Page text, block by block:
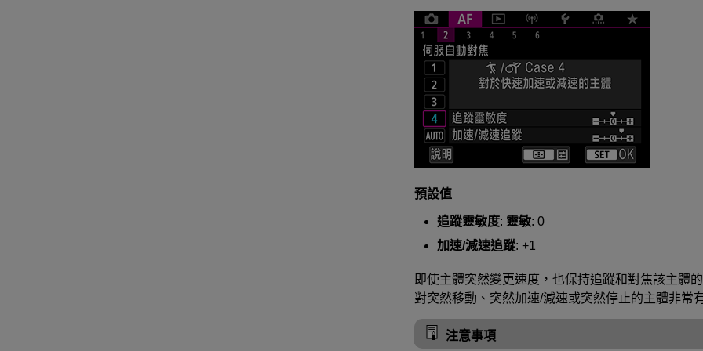
預設值
追蹤靈敏度: 靈敏: 0
加速/減速追蹤: +1
即使主體突然變更速度，也保持追蹤和對焦該主體的
對突然移動、突然加速/減速或突然停止的主體非常
注意事項